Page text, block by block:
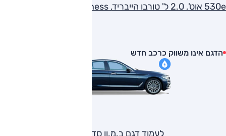
530e אוט', 2.0 ל' טורבו הייבריד, Business
הדגם אינו משווק כרכב חדש
לעמוד דגם ב.מ.וו סדרה 5